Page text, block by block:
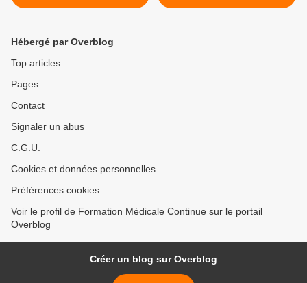
6 Février 2010 à RENNES
généralistes qualifiés
Hébergé par Overblog
Top articles
Pages
Contact
Signaler un abus
C.G.U.
Cookies et données personnelles
Préférences cookies
Voir le profil de Formation Médicale Continue sur le portail
Overblog
Créer un blog sur Overblog